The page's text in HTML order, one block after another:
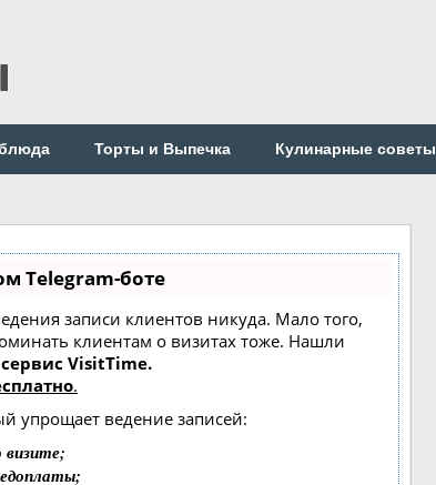
Торты и Выпечка Кулинарные советы
Telegram-боте
записи клиентов никуда. Мало того,
клиентам о визитах тоже. Нашли
сервис VisitTime.
.
упрощает ведение записей: